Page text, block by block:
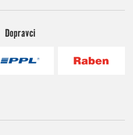
Dopravci